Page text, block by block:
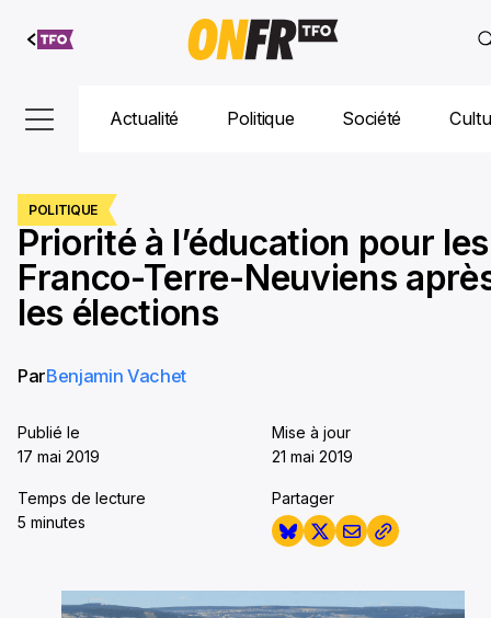
Aller au
contenu
Actualité Politique Société
POLITIQUE
Priorité à l’éducation pour les
Franco-Terre-Neuviens
les élections
ParBenjamin Vachet
Publié le
17 mai 2019
Mise à jour
21 mai 2019
Temps de lecture
5 minutes
Partager